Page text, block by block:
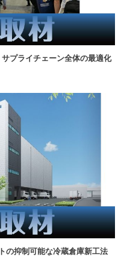
プライチェーン全体の最適化
の抑制可能な冷蔵倉庫新工法